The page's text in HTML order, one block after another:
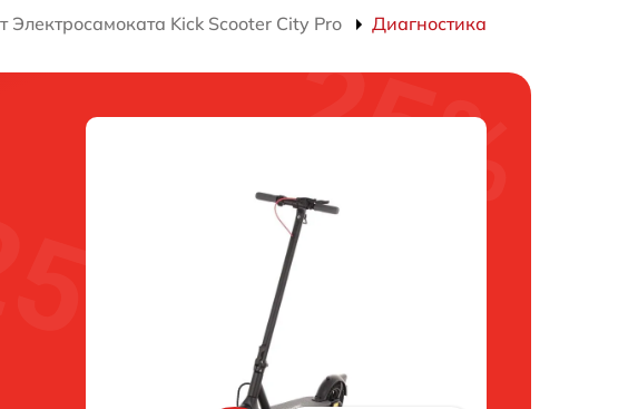
Электросамоката Kick Scooter City Pro Диагностика